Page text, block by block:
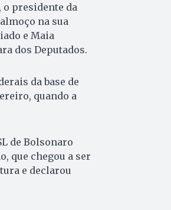
o presidente da
na sua
e Maia
dos Deputados.
da base de
quando a
de Bolsonaro
que chegou a ser
e declarou